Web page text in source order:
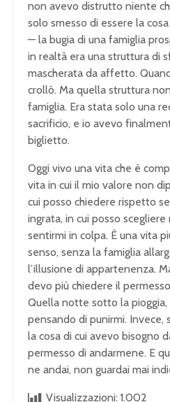
non avevo distrutto niente
solo smesso di essere la
— la bugia di una famiglia
in realtà era una struttura di
mascherata da affetto.
crollò. Ma quella struttura
famiglia. Era stata solo una
sacrificio, e io avevo
biglietto.
Oggi vivo una vita che è
vita in cui il mio valore non
cui posso chiedere rispetto
ingrata, in cui posso
sentirmi in colpa. È una vita
senso, senza la famiglia
l’illusione di appartenenza.
devo più chiedere il
Quella notte sotto la pioggia,
pensando di punirmi. Invece,
la cosa di cui avevo bisogno
permesso di andarmene. E
ne andai, non guardai mai
Visualizzazioni: 1.002